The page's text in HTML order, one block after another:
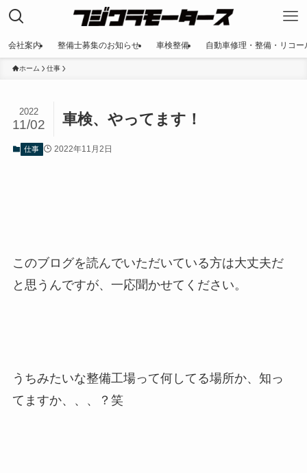
会社案内 整備士募集のお知らせ 車検整備 自動車修理・整備・リコー
ホーム 仕事
車検、やってます！
2022
11/02
仕事 2022年11月2日
このブログを読んでいただいている方は大丈夫だ
と思うんですが、一応聞かせてください。
うちみたいな整備工場って何してる場所か、知っ
てますか、、、？笑